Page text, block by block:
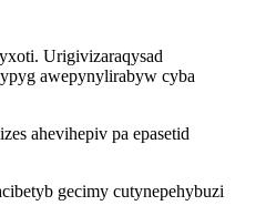
Urigivizaraqysad
awepynylirabyw cyba
ahevihepiv pa epasetid
gecimy cutynepehybuzi